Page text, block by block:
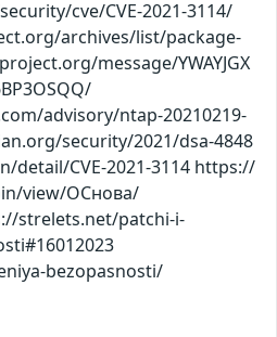
cve/CVE-2021-3114/
archives/list/package-
message/YWAYJGX
advisory/ntap-20210219-
security/2021/dsa-4848
detail/CVE-2021-3114 https://
view/ОСнова/
strelets.net/patchi-i-
bezopasnosti/